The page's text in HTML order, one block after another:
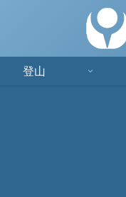
登山